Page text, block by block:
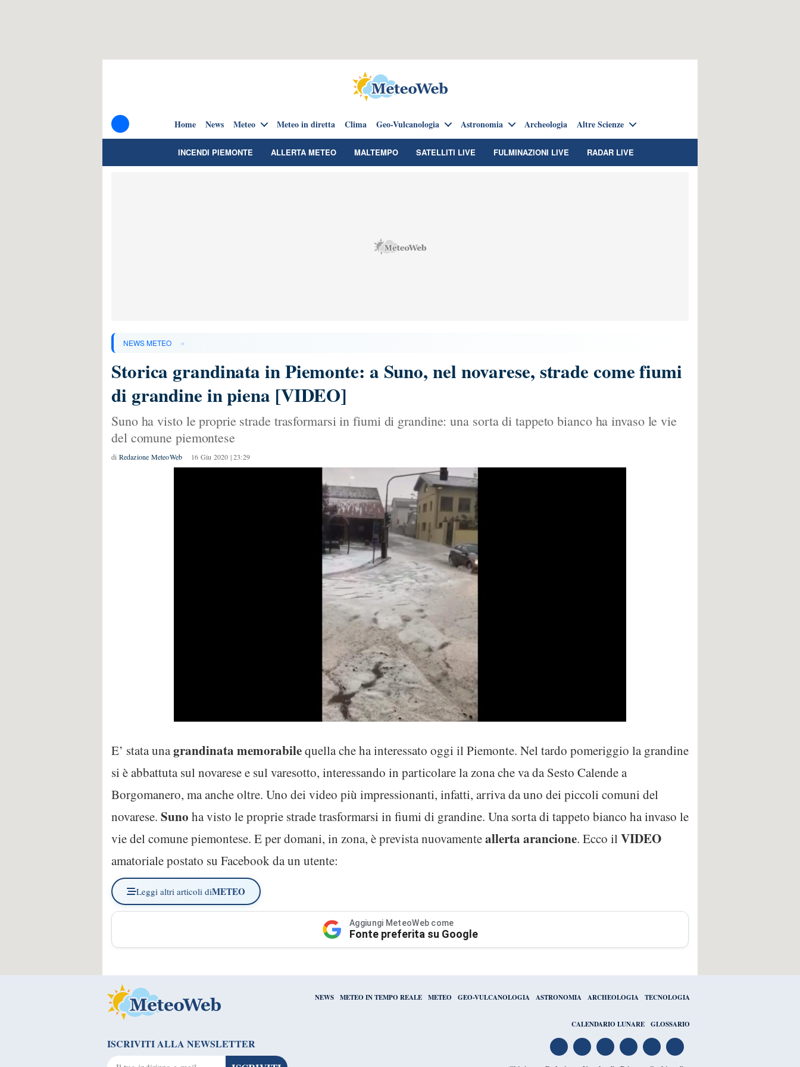
Home News Meteo Meteo in diretta Clima Geo-Vulcanologia Astronomia Archeologia Altre Scienze
INCENDI PIEMONTE ALLERTA METEO MALTEMPO SATELLITI LIVE FULMINAZIONI LIVE RADAR LIVE
NEWS METEO »
Storica grandinata in Piemonte: a Suno, nel novarese, strade come fiumi
di grandine in piena [VIDEO]
Suno ha visto le proprie strade trasformarsi in fiumi di grandine: una sorta di tappeto bianco ha invaso le vie
del comune piemontese
di Redazione MeteoWeb 16 Giu 2020 | 23:29
E’ stata unagrandinata memorabilequella che ha interessato oggi il Piemonte. Nel tardo pomeriggio la grandine
si è abbattuta sul novarese e sul varesotto, interessando in particolare la zona che va da Sesto Calende a
Borgomanero, ma anche oltre. Uno dei video più impressionanti, infatti, arriva da uno dei piccoli comuni del
novarese. Suno ha visto le proprie strade trasformarsi in fiumi di grandine. Una sorta di tappeto bianco ha invaso le
vie del comune piemontese. E per domani, in zona, è prevista nuovamenteallerta arancione. Ecco ilVIDEO
amatoriale postato su Facebook da un utente:
Leggi altri articoli diMETEO
Aggiungi MeteoWeb come
Fonte preferita su Google
NEWS METEO IN TEMPO REALE METEO GEO-VULCANOLOGIA ASTRONOMIA ARCHEOLOGIA TECNOLOGIA
CALENDARIO LUNARE GLOSSARIO
ISCRIVITI ALLA NEWSLETTER